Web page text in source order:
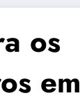
os
em